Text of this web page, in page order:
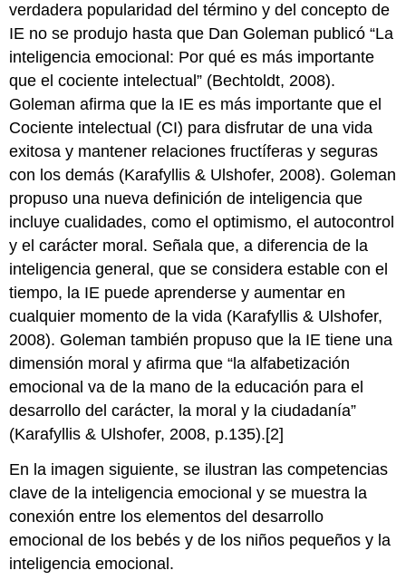
verdadera popularidad del término y del concepto de
IE no se produjo hasta que Dan Goleman publicó “La
inteligencia emocional: Por qué es más importante
que el cociente intelectual” (Bechtoldt, 2008).
Goleman afirma que la IE es más importante que el
Cociente intelectual (CI) para disfrutar de una vida
exitosa y mantener relaciones fructíferas y seguras
con los demás (Karafyllis & Ulshofer, 2008). Goleman
propuso una nueva definición de inteligencia que
incluye cualidades, como el optimismo, el autocontrol
y el carácter moral. Señala que, a diferencia de la
inteligencia general, que se considera estable con el
tiempo, la IE puede aprenderse y aumentar en
cualquier momento de la vida (Karafyllis & Ulshofer,
2008). Goleman también propuso que la IE tiene una
dimensión moral y afirma que “la alfabetización
emocional va de la mano de la educación para el
desarrollo del carácter, la moral y la ciudadanía”
(Karafyllis & Ulshofer, 2008, p.135).[2]
En la imagen siguiente, se ilustran las competencias
clave de la inteligencia emocional y se muestra la
conexión entre los elementos del desarrollo
emocional de los bebés y de los niños pequeños y la
inteligencia emocional.